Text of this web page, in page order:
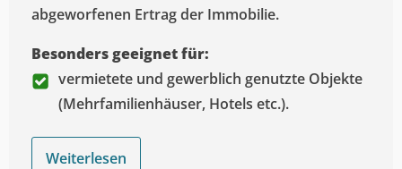
abgeworfenen Ertrag der Immobilie.
Besonders geeignet für:
vermietete und gewerblich genutzte Objekte
(Mehrfamilienhäuser, Hotels etc.).
Weiterlesen